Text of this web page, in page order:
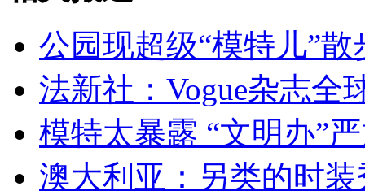
外交部：有关国家言论片面不公正
安徽一实载49人客车翻车
走！跟着总书记去植树
公园现超级“模特儿”
法新社：Vogue杂志全
模特太暴露 “文明办”
澳大利亚：另类的时